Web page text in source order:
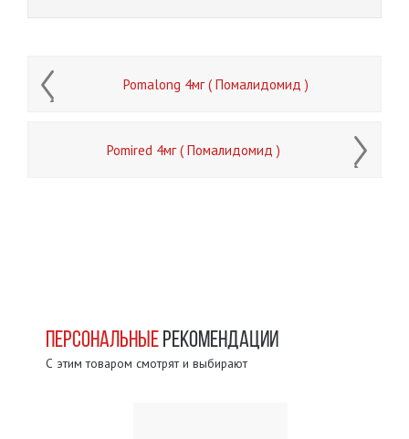
Pomalong 4мг ( Помалидомид )
Pomired 4мг ( Помалидомид )
ПЕРСОНАЛЬНЫЕ РЕКОМЕНДАЦИИ
С этим товаром смотрят и выбирают